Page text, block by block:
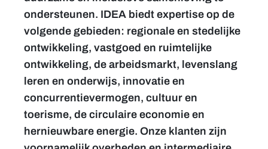
ondersteunen. IDEA biedt expertise op de
volgende gebieden: regionale en stedelijke
ontwikkeling, vastgoed en ruimtelijke
ontwikkeling, de arbeidsmarkt, levenslang
leren en onderwijs, innovatie en
concurrentievermogen, cultuur en
toerisme, de circulaire economie en
hernieuwbare energie. Onze klanten zijn